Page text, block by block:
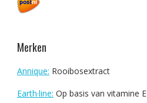
Merken
Annique: Rooibosextract
Earth·line: Op basis van vitamine E